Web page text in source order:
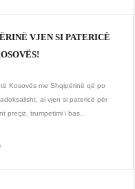
VJEN SI PATERICË
Kosovës me Shqipërinë që po
ai vjen si patericë për
preçiz, trumpetimi i bas...